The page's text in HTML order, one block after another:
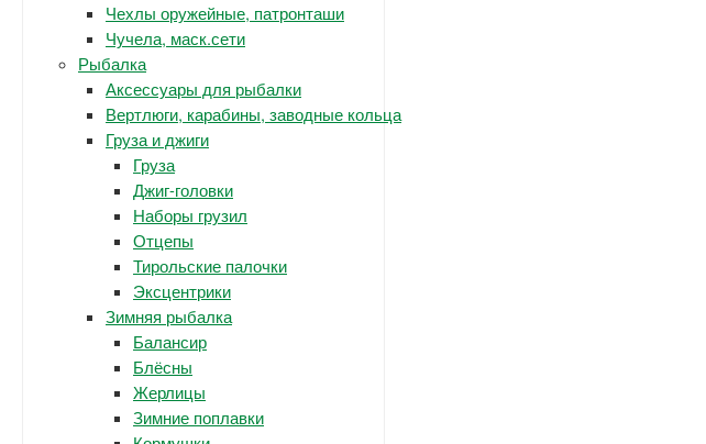
Чехлы оружейные, патронташи
Чучела, маск.сети
Рыбалка
Аксессуары для рыбалки
Вертлюги, карабины, заводные кольца
Груза и джиги
Груза
Джиг-головки
Наборы грузил
Отцепы
Тирольские палочки
Эксцентрики
Зимняя рыбалка
Балансир
Блёсны
Жерлицы
Зимние поплавки